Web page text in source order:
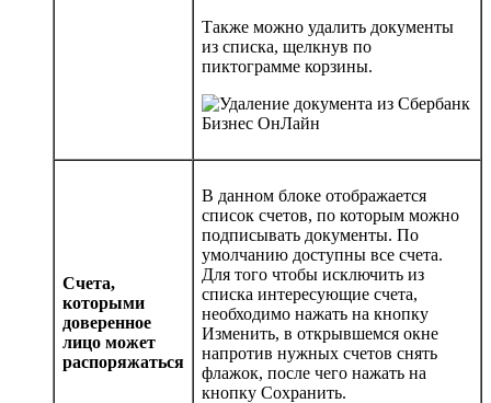
Также можно удалить документы
из списка, щелкнув по
пиктограмме корзины.
Счета,
которыми
доверенное
лицо может
распоряжаться
В данном блоке отображается
список счетов, по которым можно
подписывать документы. По
умолчанию доступны все счета.
Для того чтобы исключить из
списка интересующие счета,
необходимо нажать на кнопку
Изменить, в открывшемся окне
напротив нужных счетов снять
флажок, после чего нажать на
кнопку Сохранить.